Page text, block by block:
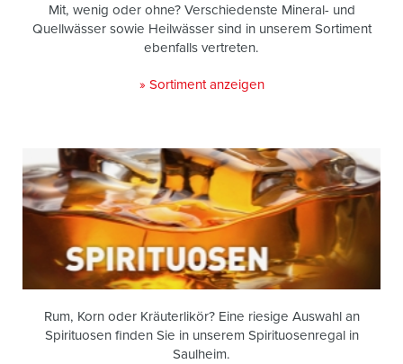
Mit, wenig oder ohne? Verschiedenste Mineral- und
Quellwässer sowie Heilwässer sind in unserem Sortiment
ebenfalls vertreten.
» Sortiment anzeigen
Rum, Korn oder Kräuterlikör? Eine riesige Auswahl an
Spirituosen finden Sie in unserem Spirituosenregal in
Saulheim.